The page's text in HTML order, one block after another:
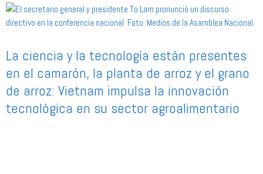
La ciencia y la tecnología están presentes
en el camarón, la planta de arroz y el grano
de arroz: Vietnam impulsa la innovación
tecnológica en su sector agroalimentario